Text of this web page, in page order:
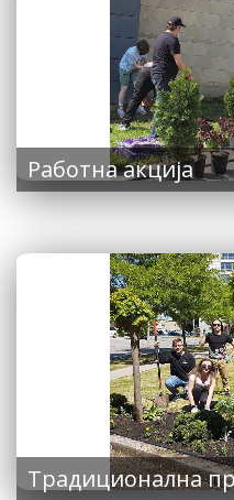
Работна акција
Традиционална